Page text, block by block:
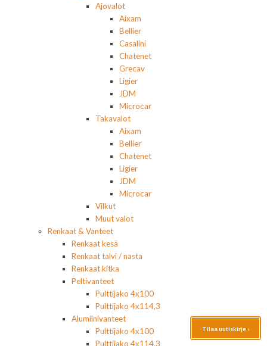
Ajovalot
Aixam
Bellier
Casalini
Chatenet
Grecav
Ligier
JDM
Microcar
Takavalot
Aixam
Bellier
Chatenet
Ligier
JDM
Microcar
Vilkut
Muut valot
Renkaat & Vanteet
Renkaat kesä
Renkaat talvi / nasta
Renkaat kitka
Peltivanteet
Pulttijako 4x100
Pulttijako 4x114,3
Alumiinivanteet
Pulttijako 4x100
Pulttijako 4x114,3
Tilaa uutiskirje ›